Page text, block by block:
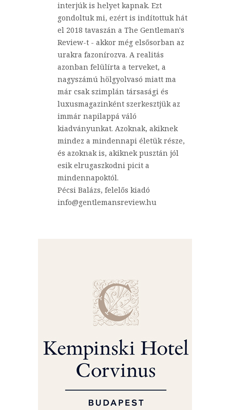
interjúk is helyet kapnak. Ezt
gondoltuk mi, ezért is indítottuk hát
el 2018 tavaszán a The Gentleman's
Review-t - akkor még elsősorban az
urakra fazonírozva. A realitás
azonban felülírta a terveket, a
nagyszámú hölgyolvasó miatt ma
már csak szimplán társasági és
luxusmagazinként szerkesztjük az
immár napilappá váló
kiadványunkat. Azoknak, akiknek
mindez a mindennapi életük része,
és azoknak is, akiknek pusztán jól
esik elrugaszkodni picit a
mindennapoktól.
Pécsi Balázs, felelős kiadó
info@gentlemansreview.hu